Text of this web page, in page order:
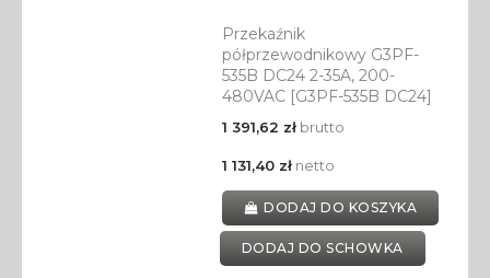
Przekaźnik
półprzewodnikowy G3PF-
535B DC24 2-35A, 200-
480VAC [G3PF-535B DC24]
1 391,62 złbrutto
1 131,40 złnetto
DODAJ DO KOSZYKA
DODAJ DO SCHOWKA